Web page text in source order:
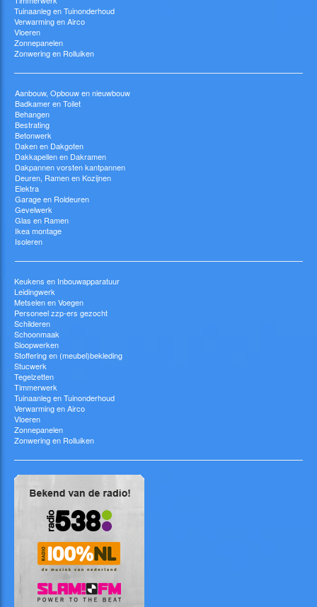
Tuinaanleg en Tuinonderhoud
Verwarming en Airco
Vloeren
Zonnepanelen
Zonwering en Rolluiken
Aanbouw, Opbouw en nieuwbouw
Badkamer en Toilet
Behangen
Bestrating
Betonwerk
Daken en Dakgoten
Dakkapellen en Dakramen
Dakpannen vorsten kantpannen
Deuren, Ramen en Kozijnen
Elektra
Garage en Roldeuren
Gevelwerk
Glas en Ramen
Ikea montage
Isoleren
Keukens en Inbouwapparatuur
Leidingwerk
Metselen en Voegen
Personeel zzp-ers gezocht
Schilderen
Schoonmaak
Sloopwerken
Stoffering en (meubel)bekleding
Stucwerk
Tegelzetten
Timmerwerk
Tuinaanleg en Tuinonderhoud
Verwarming en Airco
Vloeren
Zonnepanelen
Zonwering en Rolluiken